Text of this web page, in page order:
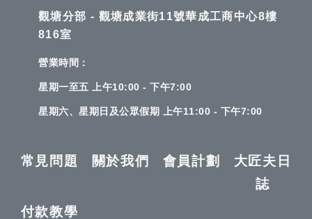
觀塘分部 - 觀塘成業街11號華成工商中心8樓
816室
營業時間：
星期一至五 上午10:00 - 下午7:00
星期六、星期日及公眾假期 上午11:00 - 下午7:00
常見問題 關於我們 會員計劃
大匠夫日
誌
付款教學